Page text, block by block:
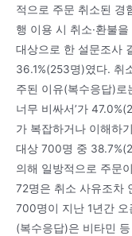
적으로 주문 취소된 경
행 이용 시 취소·환불
대상으로 한 설문조사
36.1%(253명)였다. 취
주된 이유(복수응답)로
너무 비싸서’가
가 복잡하거나 이해하
대상 700명 중
의해 일방적으로 주문
72명은 취소 사유조차
700명이 지난 1년간
(복수응답)은 비타민